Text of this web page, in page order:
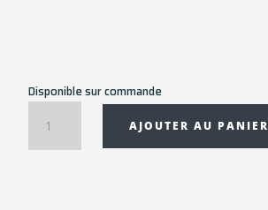
Disponible sur commande
Tapis
AJOUTER AU PANIER